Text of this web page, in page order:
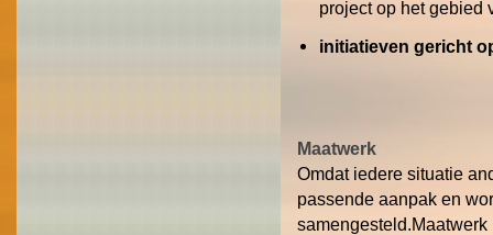
project op het gebied
initiatieven gericht
Maatwerk
Omdat iedere situatie
passende aanpak en
samengesteld.Maatwerk